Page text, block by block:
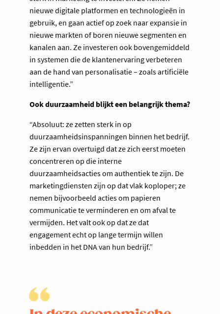
nieuwe digitale platformen en technologieën in
gebruik, en gaan actief op zoek naar expansie in
nieuwe markten of boren nieuwe segmenten en
kanalen aan. Ze investeren ook bovengemiddeld
in systemen die de klantenervaring verbeteren
aan de hand van personalisatie – zoals artificiële
intelligentie.”
Ook duurzaamheid blijkt een belangrijk thema?
“Absoluut: ze zetten sterk in op
duurzaamheidsinspanningen binnen het bedrijf.
Ze zijn ervan overtuigd dat ze zich eerst moeten
concentreren op die interne
duurzaamheidsacties om authentiek te zijn. De
marketingdiensten zijn op dat vlak koploper; ze
nemen bijvoorbeeld acties om papieren
communicatie te verminderen en om afval te
vermijden. Het valt ook op dat ze dat
engagement echt op lange termijn willen
inbedden in het DNA van hun bedrijf.”